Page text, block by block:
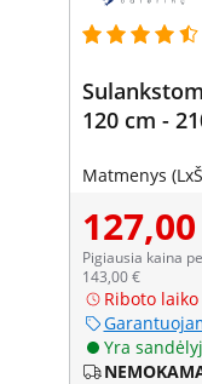
120 cm -
Matmenys
Pigiausia kaina
143,00 €
Riboto
Yra